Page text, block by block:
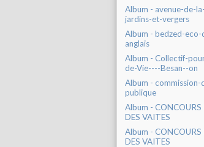
Album - avenue-de-
jardins-et-vergers
Album - bedzed-
anglais
Album - Collectif-
de-Vie----Besan--on
Album - commission-
publique
Album - CONCOURS
DES VAITES
Album - CONCOURS
DES VAITES